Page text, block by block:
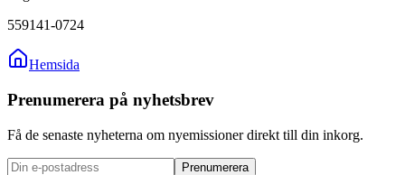
559141-0724
Hemsida
Prenumerera på nyhetsbrev
Få de senaste nyheterna om nyemissioner direkt till din inkorg.
Prenumerera